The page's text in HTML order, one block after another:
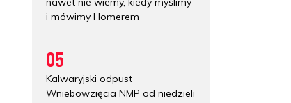
i mówimy Homerem
05
Kalwaryjski odpust
Wniebowzięcia NMP od niedzieli